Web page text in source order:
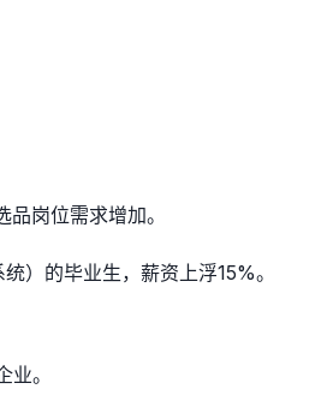
岗位需求增加。
）的毕业生，薪资上浮15%。
。